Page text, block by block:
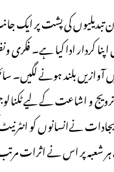
ان تبدیلیوں کی پشت پر
ادا کیا ہے۔ فکری
بلند ہونے لگیں۔
و اشاعت کے لیے
نےانسانوں کو
شعبہ پر اس نے اثرات